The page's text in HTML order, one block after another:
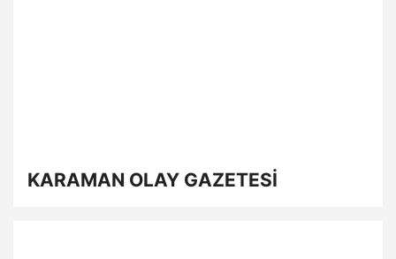
KARAMAN OLAY GAZETESİ